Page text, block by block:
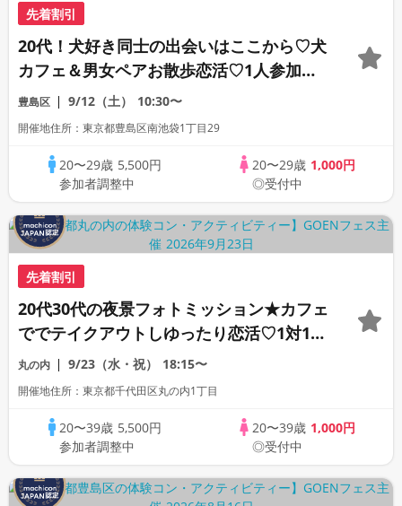
先着割引
20代！犬好き同士の出会いはここから♡犬
カフェ＆男女ペアお散歩恋活♡1人参加歓
迎※入場料1800円別途必要★わんことふれ
あえるおやつ付き
豊島区 9/12（土） 10:30〜
開催地住所：東京都豊島区南池袋1丁目29
20〜29歳 5,500円
参加者調整中
20〜29歳 1,000円
◎受付中
先着割引
20代30代の夜景フォトミッション★カフェ
ででテイクアウトしゆったり恋活♡1対1男
女ペアトークお約束★1人参加限定★
丸の内 9/23（水・祝） 18:15〜
開催地住所：東京都千代田区丸の内1丁目
20〜39歳 5,500円
参加者調整中
20〜39歳 1,000円
◎受付中